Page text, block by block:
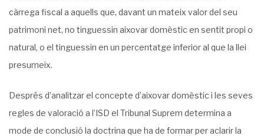
càrrega fiscal a aquells que, davant un mateix valor del seu
patrimoni net, no tinguessin aixovar domèstic en sentit propi o
natural, o el tinguessin en un percentatge inferior al que la llei
presumeix.
Després d’analitzar el concepte d’aixovar domèstic i les seves
regles de valoració a l’ISD el Tribunal Suprem determina a
mode de conclusió la doctrina que ha de formar per aclarir la